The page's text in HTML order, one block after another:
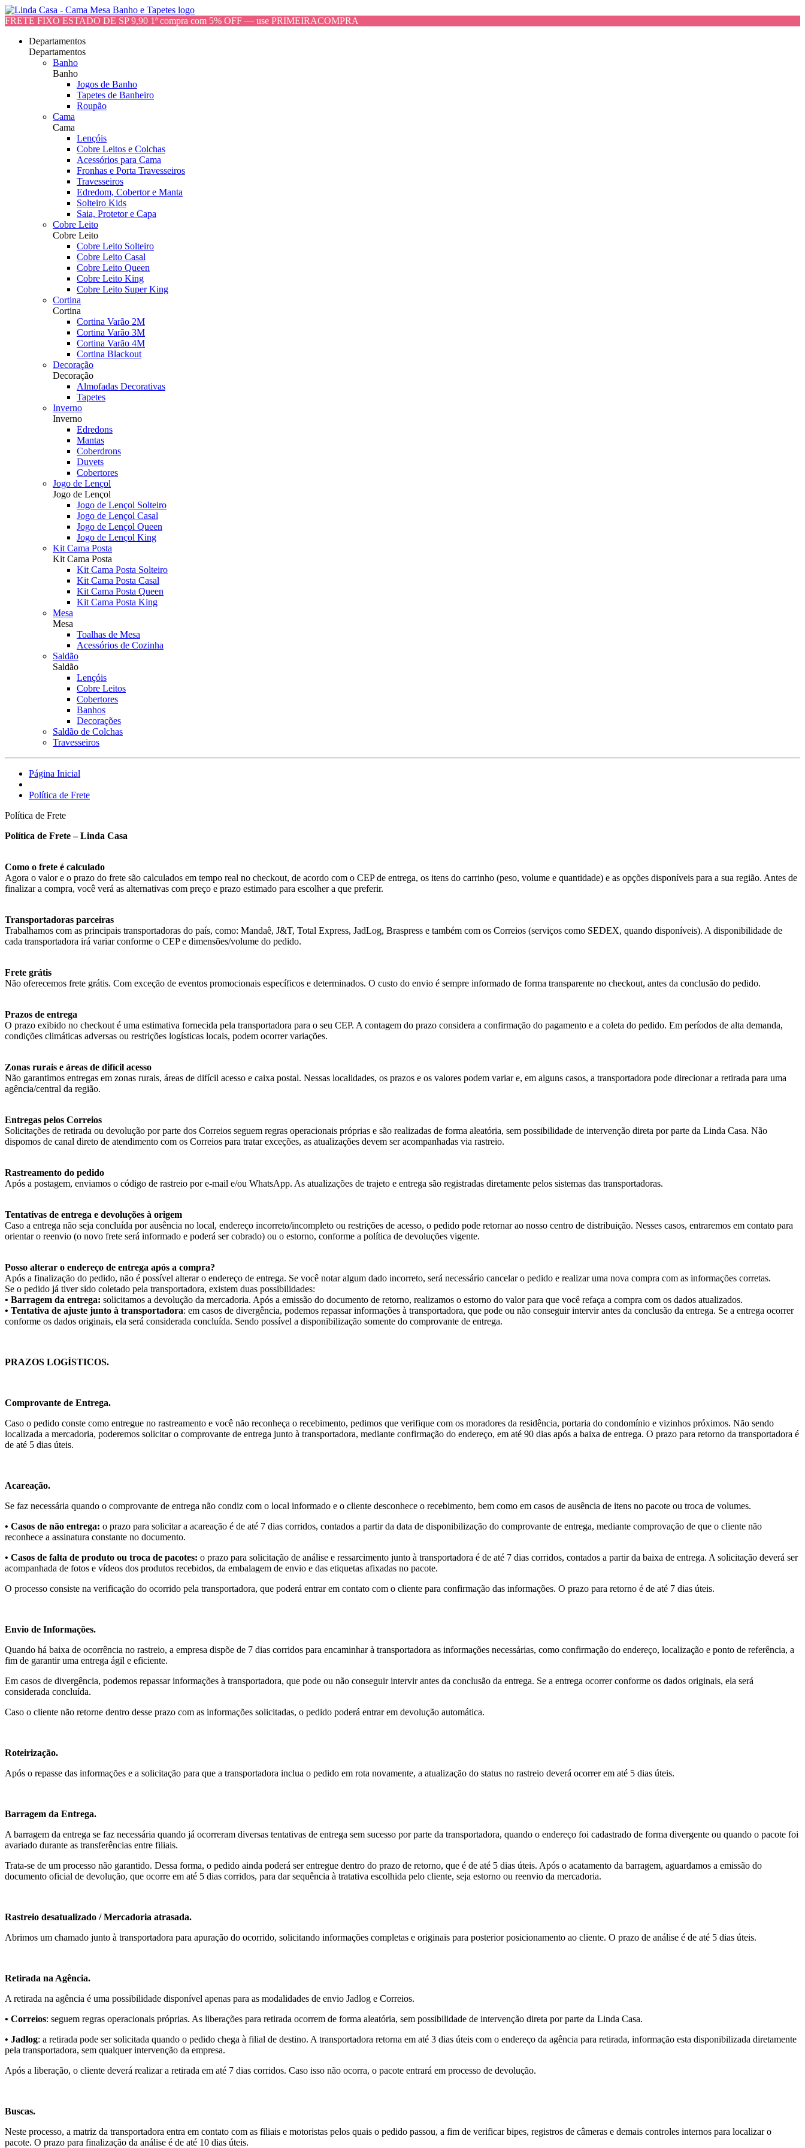
FRETE FIXO ESTADO DE SP 9,90 1ª compra com 5% OFF — use PRIMEIRACOMPRA
Departamentos
Departamentos
Banho
Banho
Jogos de Banho
Tapetes de Banheiro
Roupão
Cama
Cama
Lençóis
Cobre Leitos e Colchas
Acessórios para Cama
Fronhas e Porta Travesseiros
Travesseiros
Edredom, Cobertor e Manta
Solteiro Kids
Saia, Protetor e Capa
Cobre Leito
Cobre Leito
Cobre Leito Solteiro
Cobre Leito Casal
Cobre Leito Queen
Cobre Leito King
Cobre Leito Super King
Cortina
Cortina
Cortina Varão 2M
Cortina Varão 3M
Cortina Varão 4M
Cortina Blackout
Decoração
Decoração
Almofadas Decorativas
Tapetes
Inverno
Inverno
Edredons
Mantas
Coberdrons
Duvets
Cobertores
Jogo de Lençol
Jogo de Lençol
Jogo de Lençol Solteiro
Jogo de Lençol Casal
Jogo de Lençol Queen
Jogo de Lençol King
Kit Cama Posta
Kit Cama Posta
Kit Cama Posta Solteiro
Kit Cama Posta Casal
Kit Cama Posta Queen
Kit Cama Posta King
Mesa
Mesa
Toalhas de Mesa
Acessórios de Cozinha
Saldão
Saldão
Lençóis
Cobre Leitos
Cobertores
Banhos
Decorações
Saldão de Colchas
Travesseiros
Página Inicial
Política de Frete
Política de Frete
Política de Frete – Linda Casa
Como o frete é calculado
Agora o valor e o prazo do frete são calculados em tempo real no checkout, de acordo com o CEP de entrega, os itens do carrinho (peso, volume e quantidade) e as opções disponíveis para a sua região. Antes de
finalizar a compra, você verá as alternativas com preço e prazo estimado para escolher a que preferir.
Transportadoras parceiras
Trabalhamos com as principais transportadoras do país, como: Mandaê, J&T, Total Express, JadLog, Braspress e também com os Correios (serviços como SEDEX, quando disponíveis). A disponibilidade de
cada transportadora irá variar conforme o CEP e dimensões/volume do pedido.
Frete grátis
Não oferecemos frete grátis. Com exceção de eventos promocionais específicos e determinados. O custo do envio é sempre informado de forma transparente no checkout, antes da conclusão do pedido.
Prazos de entrega
O prazo exibido no checkout é uma estimativa fornecida pela transportadora para o seu CEP. A contagem do prazo considera a confirmação do pagamento e a coleta do pedido. Em períodos de alta demanda,
condições climáticas adversas ou restrições logísticas locais, podem ocorrer variações.
Zonas rurais e áreas de difícil acesso
Não garantimos entregas em zonas rurais, áreas de difícil acesso e caixa postal. Nessas localidades, os prazos e os valores podem variar e, em alguns casos, a transportadora pode direcionar a retirada para uma
agência/central da região.
Entregas pelos Correios
Solicitações de retirada ou devolução por parte dos Correios seguem regras operacionais próprias e são realizadas de forma aleatória, sem possibilidade de intervenção direta por parte da Linda Casa. Não
dispomos de canal direto de atendimento com os Correios para tratar exceções, as atualizações devem ser acompanhadas via rastreio.
Rastreamento do pedido
Após a postagem, enviamos o código de rastreio por e-mail e/ou WhatsApp. As atualizações de trajeto e entrega são registradas diretamente pelos sistemas das transportadoras.
Tentativas de entrega e devoluções à origem
Caso a entrega não seja concluída por ausência no local, endereço incorreto/incompleto ou restrições de acesso, o pedido pode retornar ao nosso centro de distribuição. Nesses casos, entraremos em contato para
orientar o reenvio (o novo frete será informado e poderá ser cobrado) ou o estorno, conforme a política de devoluções vigente.
Posso alterar o endereço de entrega após a compra?
Após a finalização do pedido, não é possível alterar o endereço de entrega. Se você notar algum dado incorreto, será necessário cancelar o pedido e realizar uma nova compra com as informações corretas.
Se o pedido já tiver sido coletado pela transportadora, existem duas possibilidades:
• Barragem da entrega: solicitamos a devolução da mercadoria. Após a emissão do documento de retorno, realizamos o estorno do valor para que você refaça a compra com os dados atualizados.
• Tentativa de ajuste junto à transportadora: em casos de divergência, podemos repassar informações à transportadora, que pode ou não conseguir intervir antes da conclusão da entrega. Se a entrega ocorrer
conforme os dados originais, ela será considerada concluída. Sendo possível a disponibilização somente do comprovante de entrega.
PRAZOS LOGÍSTICOS.
Comprovante de Entrega.
Caso o pedido conste como entregue no rastreamento e você não reconheça o recebimento, pedimos que verifique com os moradores da residência, portaria do condomínio e vizinhos próximos. Não sendo
localizada a mercadoria, poderemos solicitar o comprovante de entrega junto à transportadora, mediante confirmação do endereço, em até 90 dias após a baixa de entrega. O prazo para retorno da transportadora é
de até 5 dias úteis.
Acareação.
Se faz necessária quando o comprovante de entrega não condiz com o local informado e o cliente desconhece o recebimento, bem como em casos de ausência de itens no pacote ou troca de volumes.
• Casos de não entrega: o prazo para solicitar a acareação é de até 7 dias corridos, contados a partir da data de disponibilização do comprovante de entrega, mediante comprovação de que o cliente não
reconhece a assinatura constante no documento.
• Casos de falta de produto ou troca de pacotes: o prazo para solicitação de análise e ressarcimento junto à transportadora é de até 7 dias corridos, contados a partir da baixa de entrega. A solicitação deverá ser
acompanhada de fotos e vídeos dos produtos recebidos, da embalagem de envio e das etiquetas afixadas no pacote.
O processo consiste na verificação do ocorrido pela transportadora, que poderá entrar em contato com o cliente para confirmação das informações. O prazo para retorno é de até 7 dias úteis.
Envio de Informações.
Quando há baixa de ocorrência no rastreio, a empresa dispõe de 7 dias corridos para encaminhar à transportadora as informações necessárias, como confirmação do endereço, localização e ponto de referência, a
fim de garantir uma entrega ágil e eficiente.
Em casos de divergência, podemos repassar informações à transportadora, que pode ou não conseguir intervir antes da conclusão da entrega. Se a entrega ocorrer conforme os dados originais, ela será
considerada concluída.
Caso o cliente não retorne dentro desse prazo com as informações solicitadas, o pedido poderá entrar em devolução automática.
Roteirização.
Após o repasse das informações e a solicitação para que a transportadora inclua o pedido em rota novamente, a atualização do status no rastreio deverá ocorrer em até 5 dias úteis.
Barragem da Entrega.
A barragem da entrega se faz necessária quando já ocorreram diversas tentativas de entrega sem sucesso por parte da transportadora, quando o endereço foi cadastrado de forma divergente ou quando o pacote foi
avariado durante as transferências entre filiais.
Trata-se de um processo não garantido. Dessa forma, o pedido ainda poderá ser entregue dentro do prazo de retorno, que é de até 5 dias úteis. Após o acatamento da barragem, aguardamos a emissão do
documento oficial de devolução, que ocorre em até 5 dias corridos, para dar sequência à tratativa escolhida pelo cliente, seja estorno ou reenvio da mercadoria.
Rastreio desatualizado / Mercadoria atrasada.
Abrimos um chamado junto à transportadora para apuração do ocorrido, solicitando informações completas e originais para posterior posicionamento ao cliente. O prazo de análise é de até 5 dias úteis.
Retirada na Agência.
A retirada na agência é uma possibilidade disponível apenas para as modalidades de envio Jadlog e Correios.
• Correios: seguem regras operacionais próprias. As liberações para retirada ocorrem de forma aleatória, sem possibilidade de intervenção direta por parte da Linda Casa.
• Jadlog: a retirada pode ser solicitada quando o pedido chega à filial de destino. A transportadora retorna em até 3 dias úteis com o endereço da agência para retirada, informação esta disponibilizada diretamente
pela transportadora, sem qualquer intervenção da empresa.
Após a liberação, o cliente deverá realizar a retirada em até 7 dias corridos. Caso isso não ocorra, o pacote entrará em processo de devolução.
Buscas.
Neste processo, a matriz da transportadora entra em contato com as filiais e motoristas pelos quais o pedido passou, a fim de verificar bipes, registros de câmeras e demais controles internos para localizar o
pacote. O prazo para finalização da análise é de até 10 dias úteis.